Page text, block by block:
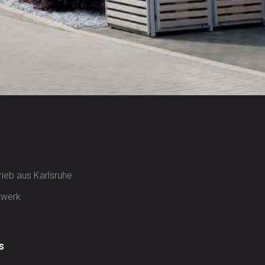
aus Karlsruhe